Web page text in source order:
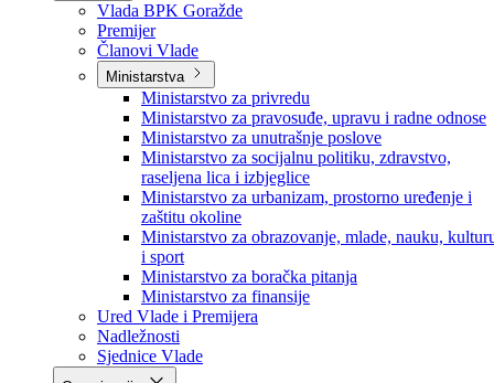
Vlada BPK Goražde
Premijer
Članovi Vlade
Ministarstva
Ministarstvo za privredu
Ministarstvo za pravosuđe, upravu i radne odnose
Ministarstvo za unutrašnje poslove
Ministarstvo za socijalnu politiku, zdravstvo,
raseljena lica i izbjeglice
Ministarstvo za urbanizam, prostorno uređenje i
zaštitu okoline
Ministarstvo za obrazovanje, mlade, nauku,
i sport
Ministarstvo za boračka pitanja
Ministarstvo za finansije
Ured Vlade i Premijera
Nadležnosti
Sjednice Vlade